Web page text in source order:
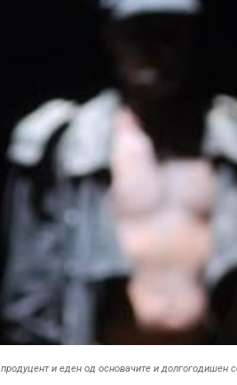
и еден од основачите и долгогодишен